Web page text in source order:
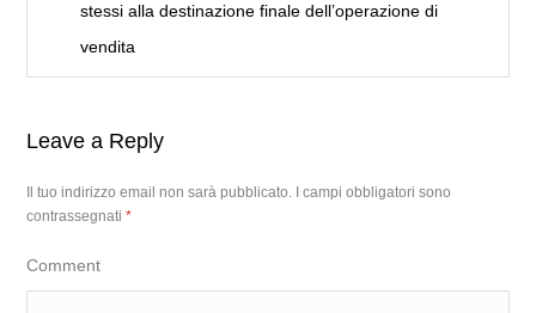
stessi alla destinazione finale dell’operazione di
vendita
Leave a Reply
Il tuo indirizzo email non sarà pubblicato.
I campi obbligatori sono
contrassegnati*
Comment